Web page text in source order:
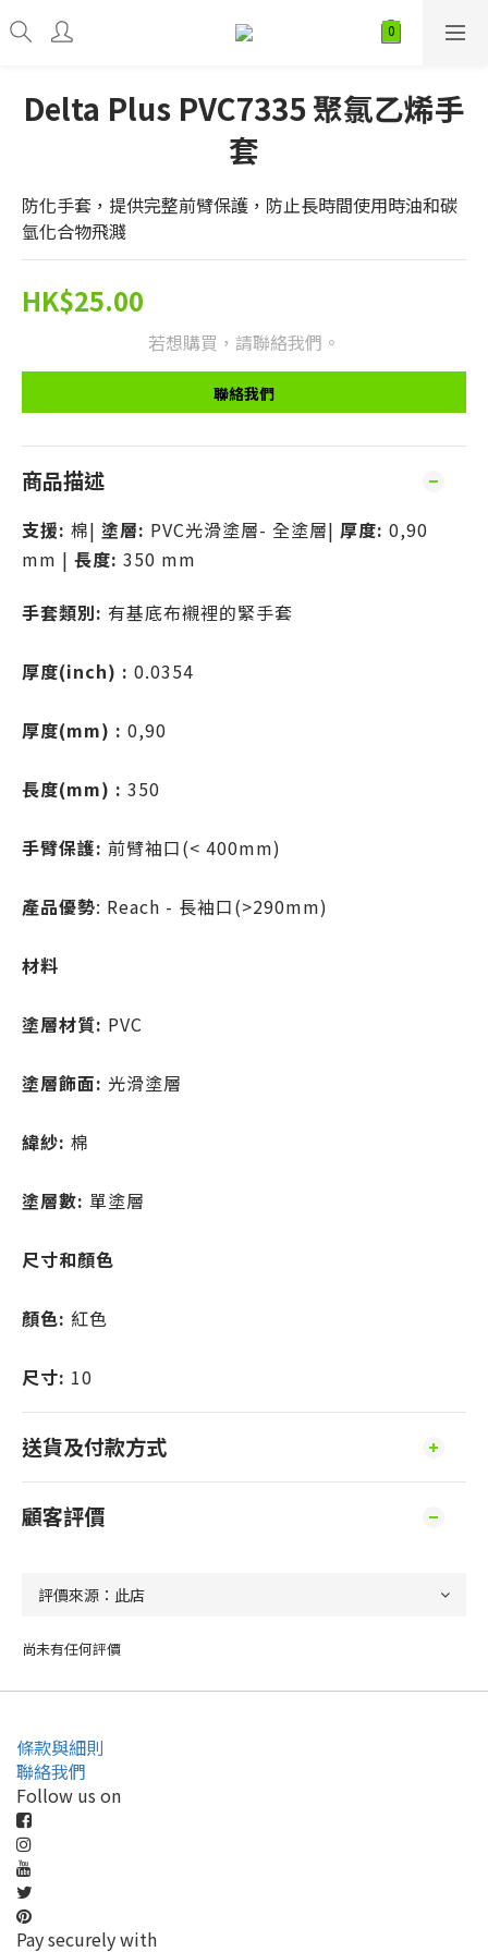
Delta Plus PVC7335 聚氯乙烯手
套
防化手套，提供完整前臂保護，防止長時間使用時油和碳
氫化合物飛濺
HK$25.00
若想購買，請聯絡我們。
聯絡我們
商品描述
支援: 棉| 塗層: PVC光滑塗層- 全塗層| 厚度: 0,90
mm | 長度: 350 mm
手套類別: 有基底布襯裡的緊手套
厚度(inch) : 0.0354
厚度(mm) : 0,90
長度(mm) : 350
手臂保護: 前臂袖口(< 400mm)
產品優勢: Reach - 長袖口(>290mm)
材料
塗層材質: PVC
塗層飾面: 光滑塗層
緯紗: 棉
塗層數: 單塗層
尺寸和顏色
顏色: 紅色
尺寸: 10
送貨及付款方式
顧客評價
尚未有任何評價
條款與細則
聯絡我們
Follow us on
Pay securely with